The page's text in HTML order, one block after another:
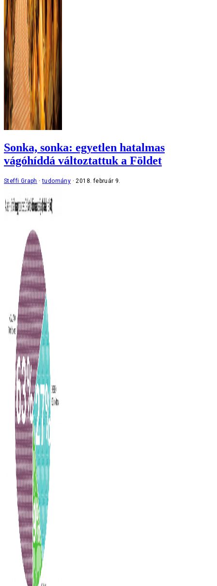
Sonka, sonka: egyetlen hatalmas
vágóhíddá változtattuk a Földet
Steffi Graph tudomány 2018. február 9.